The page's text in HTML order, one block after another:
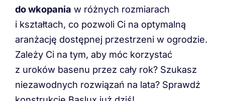
do wkopania w różnych rozmiarach
i kształtach, co pozwoli Ci na optymalną
aranżację dostępnej przestrzeni w ogrodzie.
Zależy Ci na tym, aby móc korzystać
z uroków basenu przez cały rok? Szukasz
niezawodnych rozwiązań na lata? Sprawdź